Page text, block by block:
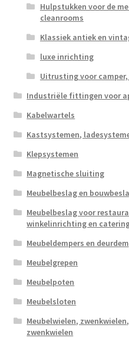
Hulpstukken voor de
cleanrooms
Klassiek antiek en
luxe inrichting
Uitrusting voor
Industriële fittingen voor
Kabelwartels
Kastsystemen,
Klepsystemen
Magnetische sluiting
Meubelbeslag en
Meubelbeslag voor
winkelinrichting en
Meubeldempers en
Meubelgrepen
Meubelpoten
Meubelsloten
Meubelwielen,
zwenkwielen